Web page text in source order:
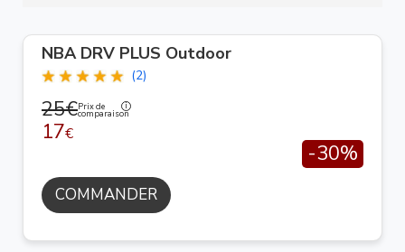
NBA DRV PLUS Outdoor
(2)
25€Prix de
comparaison
17€
-30%
COMMANDER